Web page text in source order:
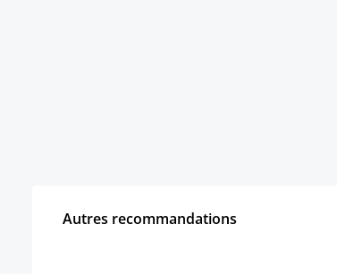
Autres recommandations